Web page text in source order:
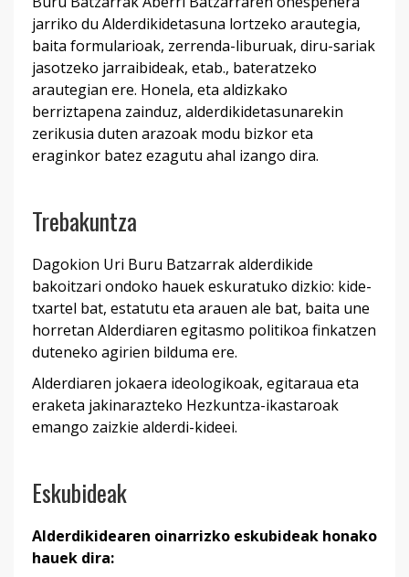
jarriko du Alderdikidetasuna lortzeko arautegia,
baita formularioak, zerrenda-liburuak, diru-sariak
jasotzeko jarraibideak, etab., bateratzeko
arautegian ere. Honela, eta aldizkako
berriztapena zainduz, alderdikidetasunarekin
zerikusia duten arazoak modu bizkor eta
eraginkor batez ezagutu ahal izango dira.
Trebakuntza
Dagokion Uri Buru Batzarrak alderdikide
bakoitzari ondoko hauek eskuratuko dizkio: kide-
txartel bat, estatutu eta arauen ale bat, baita une
horretan Alderdiaren egitasmo politikoa finkatzen
duteneko agirien bilduma ere.
Alderdiaren jokaera ideologikoak, egitaraua eta
eraketa jakinarazteko Hezkuntza-ikastaroak
emango zaizkie alderdi-kideei.
Eskubideak
Alderdikidearen oinarrizko eskubideak honako
hauek dira: